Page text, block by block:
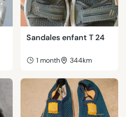
Sandales enfant T 24
1 month 344km